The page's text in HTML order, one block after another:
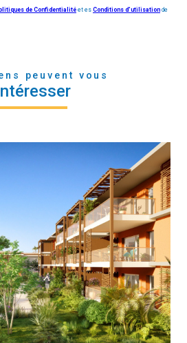
de Confidentialité et es Conditions d'utilisation de
peuvent vous
voir le bien